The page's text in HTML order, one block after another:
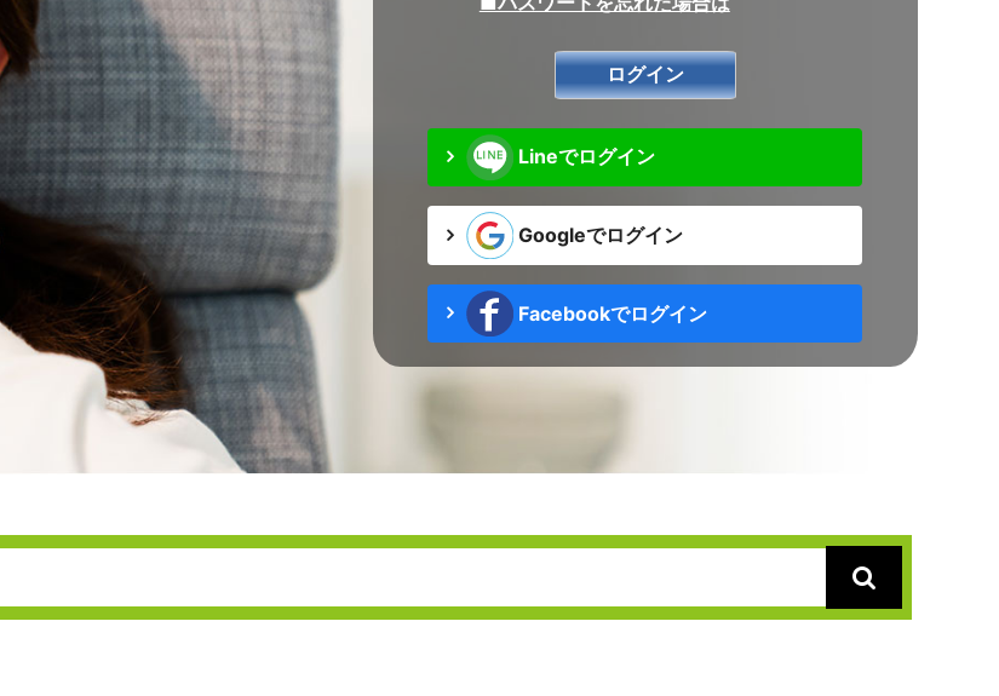
Lineでログイン
Googleでログイン
Facebookでログイン